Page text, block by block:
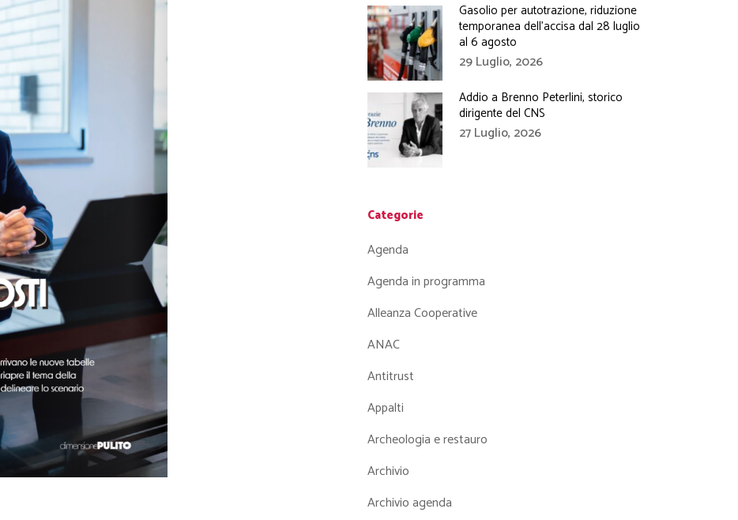
Gasolio per autotrazione, riduzione
temporanea dell’accisa dal 28 luglio
al 6 agosto
29 Luglio, 2026
Addio a Brenno Peterlini, storico
dirigente del CNS
27 Luglio, 2026
Categorie
Agenda
Agenda in programma
Alleanza Cooperative
ANAC
Antitrust
Appalti
Archeologia e restauro
Archivio
Archivio agenda